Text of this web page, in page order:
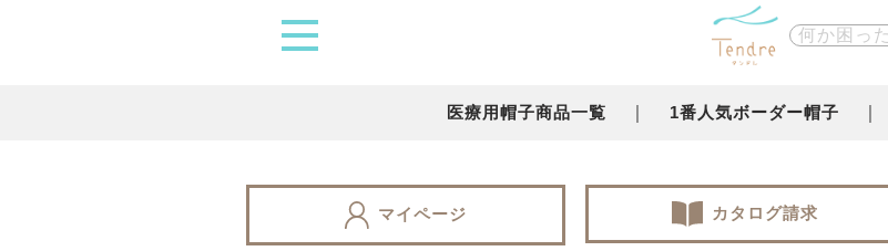
医療用帽子商品一覧 1番人気ボーダー帽子
マイページ カタログ請求